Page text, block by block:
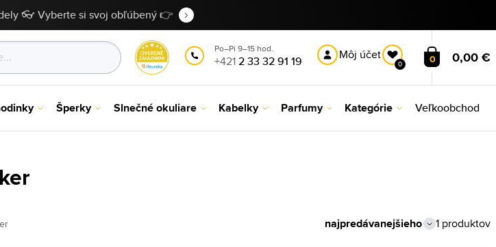
👓 Vyberte si svoj obľúbený 👉
Po–Pi 9–15 hod.
+4212 33 32 91 19 Môj účet
0 0 0,00 €
Šperky Slnečné okuliare Kabelky Parfumy Kategórie Veľkoobchod
1 produktov